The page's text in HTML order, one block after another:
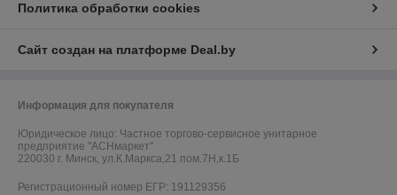
Политика обработки cookies
Сайт создан на платформе Deal.by
Информация для покупателя
Юридическое лицо: Частное торгово-сервисное унитарное
предприятие "АСНмаркет"
220030 г. Минск, ул.К.Маркса,21 пом.7Н,к.1Б
Регистрационный номер ЕГР: 191129356